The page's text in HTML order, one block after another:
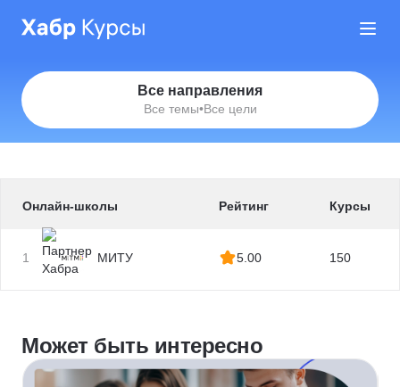
Все направления
Все темы•Все цели
Онлайн-школы Рейтинг Курсы
1 МИТУ 5.00 150
Может быть интересно